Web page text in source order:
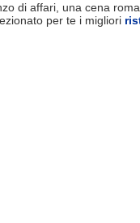
di affari, una cena
per te i migliori